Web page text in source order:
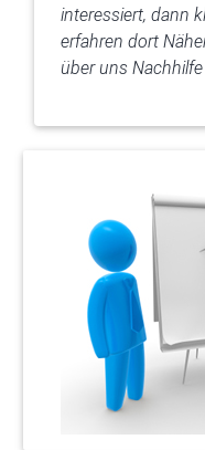
interessiert, dann
erfahren dort
über uns